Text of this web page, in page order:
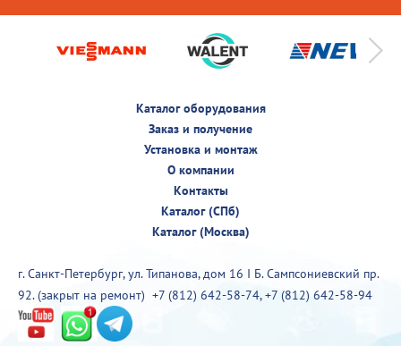
Каталог оборудования
Заказ и получение
Установка и монтаж
О компании
Контакты
Каталог (СПб)
Каталог (Москва)
г. Санкт-Петербург, ул. Типанова, дом 16 I Б. Сампсониевский пр.
92. (закрыт на ремонт) +7 (812) 642-58-74,+7 (812) 642-58-94